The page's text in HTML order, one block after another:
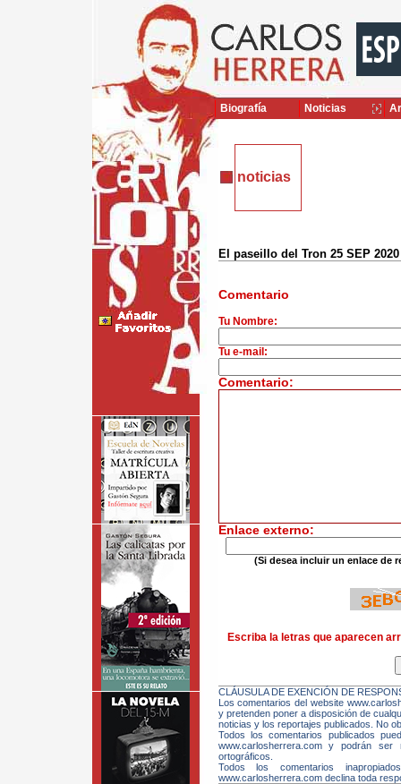
noticias
El paseillo del Tron 25 SEP 2020
Comentario
Tu Nombre:
Tu e-mail:
Comentario:
Enlace externo:
(Si desea incluir un enlace de
Escriba la letras que aparecen
CLÁUSULA DE EXENCIÓN DE
Los comentarios del website
y pretenden poner a disposición de
noticias y los reportajes publicados. No
Todos los comentarios publicados
www.carlosherrera.com y podrán
ortográficos.
Todos los comentarios
www.carlosherrera.com declina toda
Biografía Noticias